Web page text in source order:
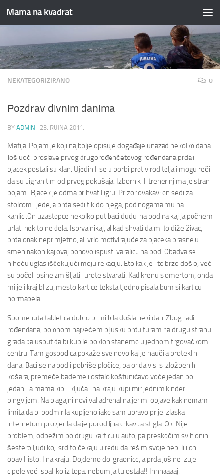
Skip to content
Mama na kvadrat
NEKATEGORIZIRANO 0
Pozdrav divnim danima
BY ADMIN · 23. RUJNA 2011.
Mafija. Pojam je koji najbolje opisuje događaje unazad nekolko dana.
Još uoči proslave prvog drugorođenčetovog rođendana prda i
bjacek postali su klan. Ujedinili se u borbi protiv roditelja i mogu reči
da su uigran tim od prvog pokušaja. Izbornik ili trener njima je stran
pojam. Bjacek je odma prihvatil igru. Prizor ovakav: on sedi za
stolcom i jede, a prda sedi tik do njega, pod nogama mu na
kahlici.On uzastopce nekolko put baci dudu na pod na kaj ja počnem
urlati nek to ne dela. Isprva nikaj, al kad shvati da mi to diže živac,
prda onak neprimjetno, ali vrlo motivirajuće za bjaceka prasne u
smeh nakon kaj ovaj ponovo ispusti varalicu na pod. Obadva se
hihoću uglas iščekujući moju rekaciju. Eto kak je i to brzo došlo, već
su počeli psine zmišljati i urote stvarati. Kad krenu s omertom, onda
mi je i kraj blizu, mesto kartice teksta tjedno pisala bum si karticu
normabela.
Spomenuta tabletica dobro bi mi bila došla neki dan. Zbog radi
rođendana, po onom najvećem pljusku prdu furam na drugu stranu
grada pa usput da bi kupile poklon stanemo u jednom trgovačkom
centru. Tam gospođica pokaže sve novo kaj je naučila proteklih
dana. Baci se na pod i pobriše pločice, pa onda visi s izložbenih
košara, premeče bademe i ostalo koštunićavo voće jedan po
jedan…a mama kipi i ključa i na kraju kupi mir jednim kinder
pingvijem. Na blagajni novi val adrenalina jer mi objave kak nemam
limita da bi podmirila kupljeno iako sam upravo prije izlaska
internetom provjerila da je porodiljna crkavica stigla. Ok. Nije
problem, odbežim po drugu karticu u auto, pa preskočim svih onih
šestero ljudi koji srdito čekaju u redu da rešim svoje nebi li i oni
obavili isto. I na kraju. Dojdemo do igraonice, a prda još ne izuje
cipele već ispali ko iz topa: nebum ja tu ostala!! Ihhhaaaaj.